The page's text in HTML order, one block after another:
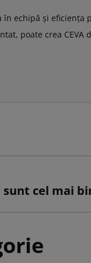
în echipă și
poate crea